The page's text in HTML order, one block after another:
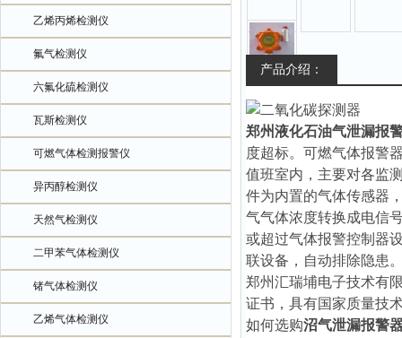
乙烯丙烯检测仪
氟气检测仪
六氟化硫检测仪
瓦斯检测仪
可燃气体检测报警仪
异丙醇检测仪
天然气检测仪
二甲苯气体检测仪
锗气体检测仪
乙烯气体检测仪
产品介绍：
郑州液化石油气泄漏报
度超标。可燃气体报警
值班室内，主要对各监
件为内置的气体传感器
气气体浓度转换成电信
或超过气体报警控制器
联设备，自动排除隐患
郑州汇瑞埔电子技术有
证书，具有国家质量技
如何选购沼气泄漏报警